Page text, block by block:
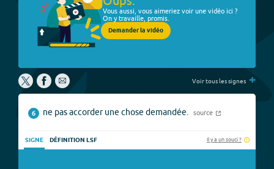
Vous aussi, vous aimeriez voir une vidéo ici ?
On y travaille, promis.
Demander la vidéo
Voir tous les signes +
6 ne pas accorder une chose demandée. source
SIGNE DÉFINITION LSF Il y a un souci ?